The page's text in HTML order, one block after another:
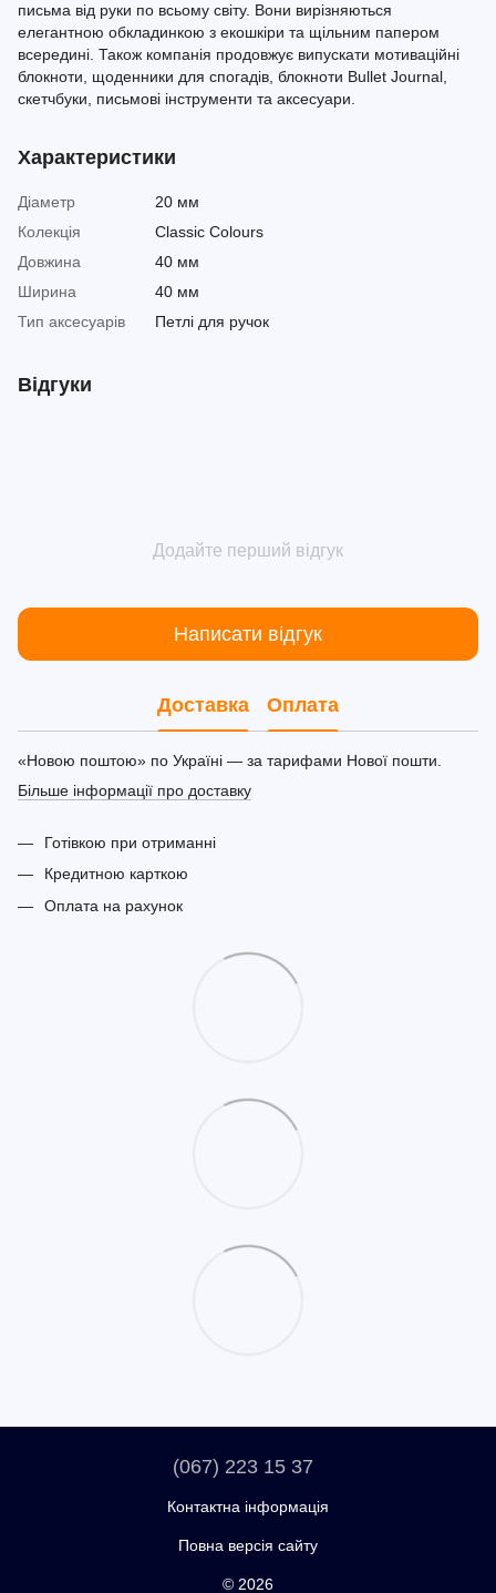
письма від руки по всьому світу. Вони вирізняються
елегантною обкладинкою з екошкіри та щільним папером
всередині. Також компанія продовжує випускати мотиваційні
блокноти, щоденники для спогадів, блокноти Bullet Journal,
скетчбуки, письмові інструменти та аксесуари.
Характеристики
Діаметр
20 мм
Колекція
Classic Colours
Довжина
40 мм
Ширина
40 мм
Тип аксесуарів
Петлі для ручок
Відгуки
Додайте перший відгук
Написати відгук
Доставка Оплата
«Новою поштою» по Україні — за тарифами Нової пошти.
Більше інформації про доставку
Готівкою при отриманні
Кредитною карткою
Оплата на рахунок
(067) 223 15 37
Контактна інформація
Повна версія сайту
© 2026